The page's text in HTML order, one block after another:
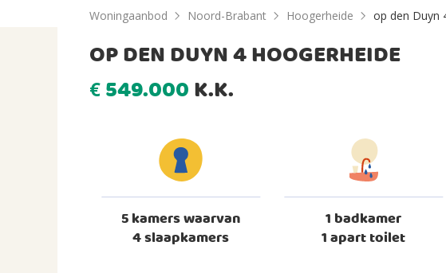
Woningaanbod Noord-Brabant Hoogerheide op den Duyn
OP DEN DUYN 4 HOOGERHEIDE
€ 549.000K.K.
5 kamers waarvan
4 slaapkamers
1 badkamer
1 apart toilet